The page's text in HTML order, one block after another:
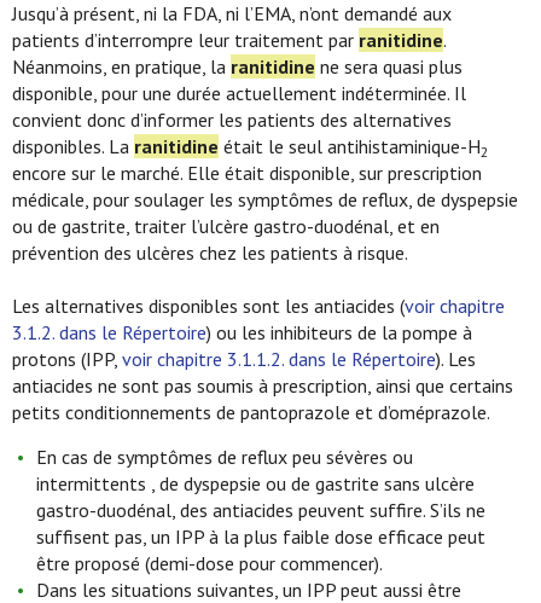
Jusqu’à présent, ni la FDA, ni l’EMA, n’ont demandé aux
patients d’interrompre leur traitement par ranitidine.
Néanmoins, en pratique, la ranitidine ne sera quasi plus
disponible, pour une durée actuellement indéterminée. Il
convient donc d’informer les patients des alternatives
disponibles. La ranitidine était le seul antihistaminique-H2
encore sur le marché. Elle était disponible, sur prescription
médicale, pour soulager les symptômes de reflux, de dyspepsie
ou de gastrite, traiter l’ulcère gastro-duodénal, et en
prévention des ulcères chez les patients à risque.
Les alternatives disponibles sont les antiacides (voir chapitre
3.1.2. dans le Répertoire) ou les inhibiteurs de la pompe à
protons (IPP, voir chapitre 3.1.1.2. dans le Répertoire). Les
antiacides ne sont pas soumis à prescription, ainsi que certains
petits conditionnements de pantoprazole et d’oméprazole.
En cas de symptômes de reflux peu sévères ou
intermittents , de dyspepsie ou de gastrite sans ulcère
gastro-duodénal, des antiacides peuvent suffire. S’ils ne
suffisent pas, un IPP à la plus faible dose efficace peut
être proposé (demi-dose pour commencer).
Dans les situations suivantes, un IPP peut aussi être